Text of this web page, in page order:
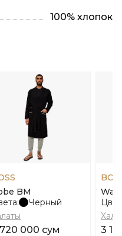
100% хлопок
BM
Черный
000 сум 3